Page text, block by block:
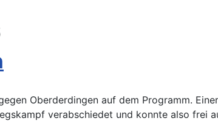
Oberderdingen auf dem Programm.
verabschiedet und konnte also frei